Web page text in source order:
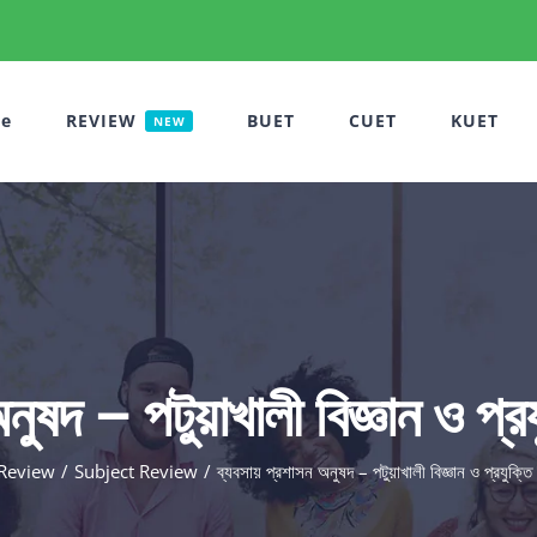
REVIEW NEW BUET CUET KUET
– পটুয়াখালী বিজ্ঞান ও
Subject Review ব্যবসায় প্রশাসন অনুষদ – পটুয়াখালী বিজ্ঞান ও প্রযুক্তি